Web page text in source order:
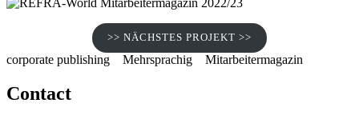
>> NÄCHSTES PROJEKT >>
corporate publishing Mehrsprachig Mitarbeitermagazin
Contact